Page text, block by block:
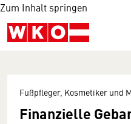
Zum Inhalt springen
Fußpfleger, Kosmetiker und
Finanzielle